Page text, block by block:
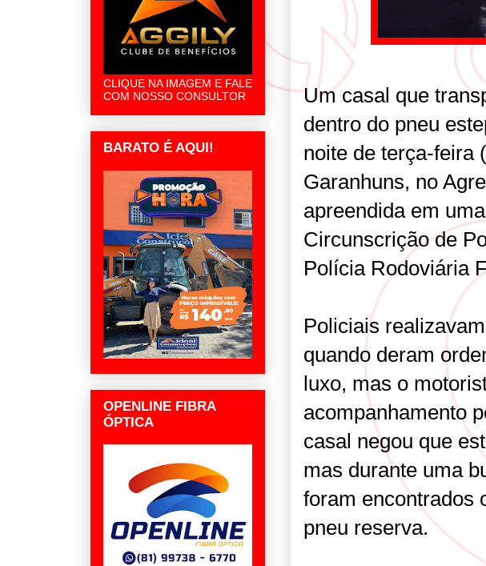
Um casal que
dentro do pneu
noite de terça-feira
Garanhuns, no
apreendida em
Circunscrição de
Polícia Rodoviária
Policiais
quando deram
luxo, mas o
acompanhamento
casal negou que
mas durante uma
foram encontrados
pneu reserva.
CLIQUE NA IMAGEM E FALE
COM NOSSO CONSULTOR
BARATO É AQUI!
OPENLINE FIBRA
ÓPTICA